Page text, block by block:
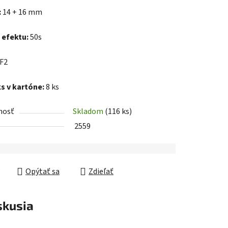
14 + 16 mm
efektu:50s
F2
v kartóne:8 ks
Skladom (116 ks)
2559
Opýtať sa Zdieľať